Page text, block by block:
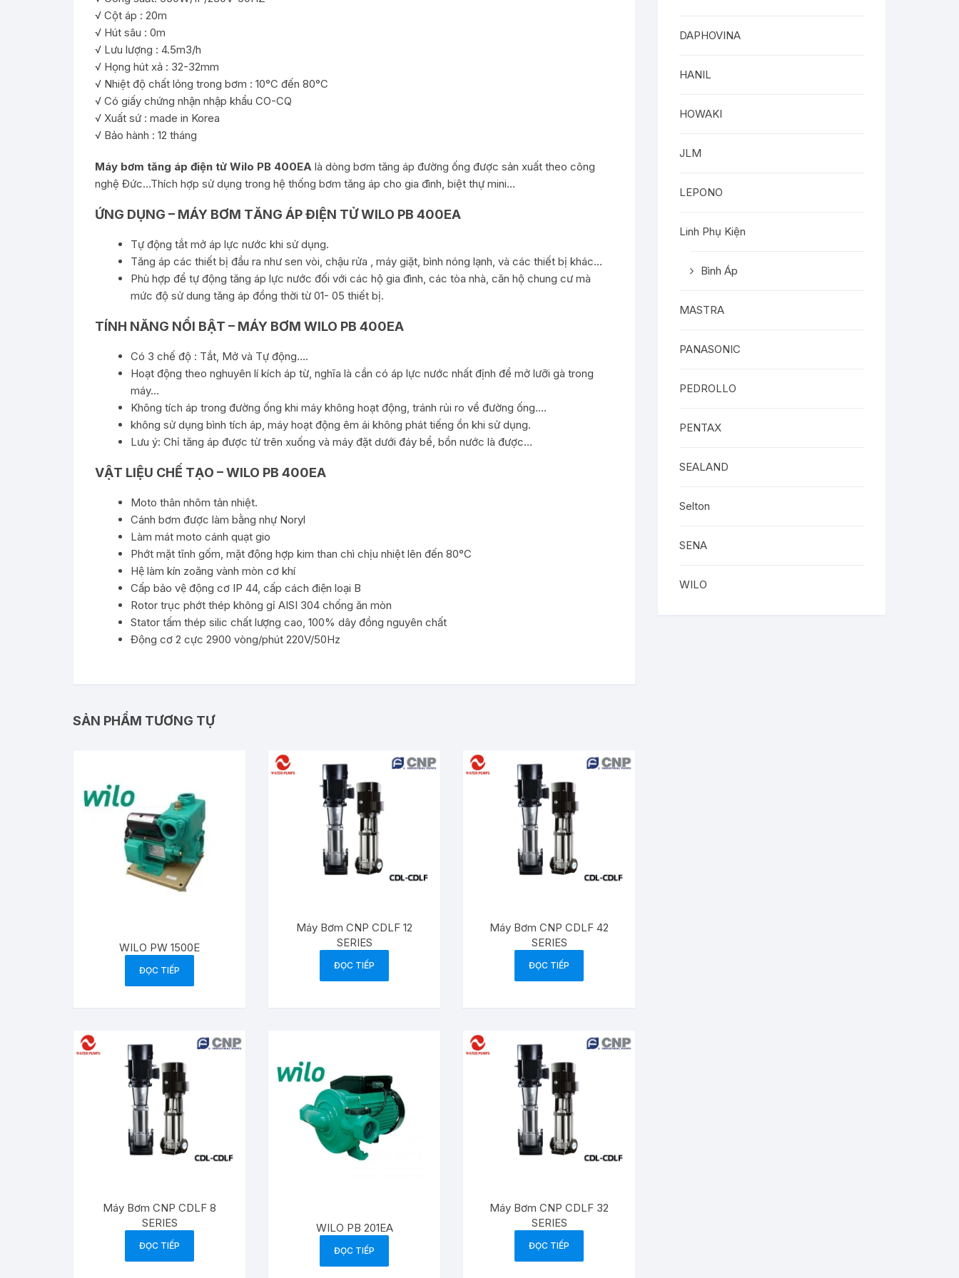
√ Cột áp : 20m
√ Hút sâu : 0m
√ Lưu lượng : 4.5m3/h
√ Họng hút xả : 32-32mm
√ Nhiệt độ chất lỏng trong bơm : 10°C đến 80°C
√ Có giấy chứng nhận nhập khẩu CO-CQ
√ Xuất sứ : made in Korea
√ Bảo hành : 12 tháng
Máy bơm tăng áp điện tử Wilo PB 400EA là dòng bơm tăng áp đường ống được sản xuất theo công
nghệ Đức…Thích hợp sử dụng trong hệ thống bơm tăng áp cho gia đình, biệt thự mini…
ỨNG DỤNG – MÁY BƠM TĂNG ÁP ĐIỆN TỬ WILO PB 400EA
Tự động tắt mở áp lực nước khi sử dụng.
Tăng áp các thiết bị đầu ra như sen vòi, chậu rửa , máy giặt, bình nóng lạnh, và các thiết bị khác…
Phù hợp để tự động tăng áp lực nước đối với các hộ gia đình, các tòa nhà, căn hộ chung cư mà
mức độ sử dung tăng áp đồng thời từ 01- 05 thiết bị.
TÍNH NĂNG NỔI BẬT – MÁY BƠM WILO PB 400EA
Có 3 chế độ : Tắt, Mở và Tự động….
Hoạt động theo nghuyên lí kích áp từ, nghĩa là cần có áp lực nước nhất định để mở lưỡi gà trong
máy…
Không tích áp trong đường ống khi máy không hoạt động, tránh rủi ro về đường ống.…
không sử dụng bình tích áp, máy hoạt động êm ái không phát tiếng ồn khi sử dụng.
Lưu ý: Chỉ tăng áp được từ trên xuống và máy đặt dưới đáy bể, bồn nước là được…
VẬT LIỆU CHẾ TẠO – WILO PB 400EA
Moto thân nhôm tản nhiệt.
Cánh bơm được làm bằng nhự Noryl
Làm mát moto cánh quạt gio
Phớt mặt tĩnh gốm, mặt động hợp kim than chì chịu nhiệt lên đến 80°C
Hệ làm kín zoăng vành mòn cơ khí
Cấp bảo vệ động cơ IP 44, cấp cách điện loại B
Rotor trục phớt thép không gỉ AISI 304 chống ăn mòn
Stator tấm thép silic chất lượng cao, 100% dây đồng nguyên chất
Động cơ 2 cực 2900 vòng/phút 220V/50Hz
SẢN PHẨM TƯƠNG TỰ
WILO PW 1500E
ĐỌC TIẾP
Máy Bơm CNP CDLF 12
SERIES
ĐỌC TIẾP
Máy Bơm CNP CDLF 42
SERIES
ĐỌC TIẾP
Máy Bơm CNP CDLF 8
SERIES
ĐỌC TIẾP
WILO PB 201EA
ĐỌC TIẾP
Máy Bơm CNP CDLF 32
SERIES
ĐỌC TIẾP
DAPHOVINA
HANIL
HOWAKI
JLM
LEPONO
Linh Phụ Kiện
Bình Áp
MASTRA
PANASONIC
PEDROLLO
PENTAX
SEALAND
Selton
SENA
WILO